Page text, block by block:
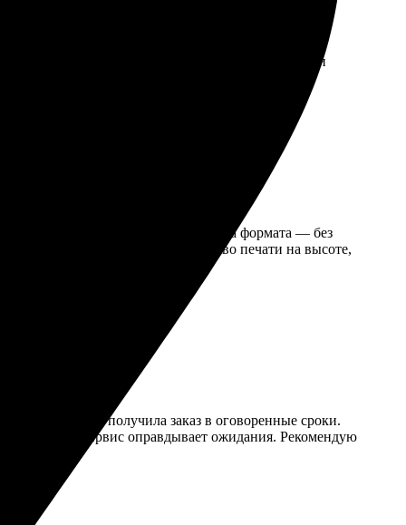
быстро и просто. Загрузила фото на сайте,
цвета яркие, качественная бумага. Доставили
фото прошла быстро, настройка формата — без
в руках свои снимки. Качество печати на высоте,
получила заказ в оговоренные сроки.
когда сервис оправдывает ожидания. Рекомендую